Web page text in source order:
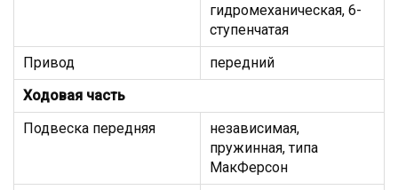
гидромеханическая, 6-
ступенчатая
Привод
передний
Ходовая часть
Подвеска передняя
независимая,
пружинная, типа
МакФерсон